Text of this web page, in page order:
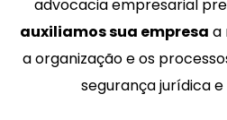
advocacia empresarial
auxiliamos sua empresa a
a organização e os
segurança jurídica